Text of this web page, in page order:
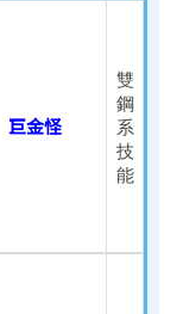
巨金怪
雙
鋼
系
技
能